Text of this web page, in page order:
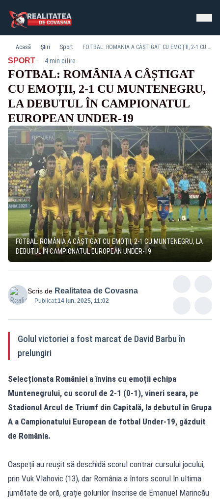
Acasă Știri Sport FOTBAL: ROMÂNIA A CÂȘTIGAT CU EMOȚII, 2-1 CU MUNTENEGRU, LA DEBUTUL ÎN CAMPIONATUL EUROPEAN UNDER-19
SPORT· 4 min citire
FOTBAL: ROMÂNIA A CÂȘTIGAT
CU EMOȚII, 2-1 CU MUNTENEGRU,
LA DEBUTUL ÎN CAMPIONATUL
EUROPEAN UNDER-19
FOTBAL: ROMÂNIA A CÂȘTIGAT CU EMOȚII, 2-1 CU MUNTENEGRU, LA
DEBUTUL ÎN CAMPIONATUL EUROPEAN UNDER-19
Scris de Realitatea de Covasna
Publicat:14 iun. 2025, 11:02
Golul victoriei a fost marcat de David Barbu în
prelungiri
Selecționata României a învins cu emoții echipa
Muntenegrului, cu scorul de 2-1 (0-1), vineri seara, pe
Stadionul Arcul de Triumf din Capitală, la debutul în Grupa
A a Campionatului European de fotbal Under-19, găzduit
de România.
Oaspeții au reușit să deschidă scorul contrar cursului jocului,
prin Vuk Vlahovic (13), dar România a întors scorul în ultima
jumătate de oră, grație golurilor înscrise de Emanuel Marincău